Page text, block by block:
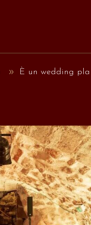
È un wedding